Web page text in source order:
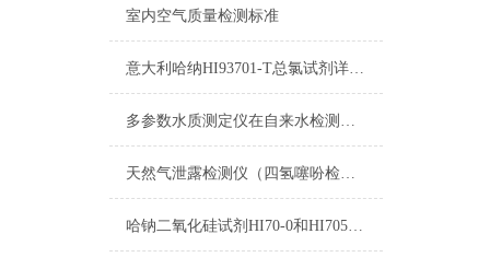
室内空气质量检测标准
意大利哈纳HI93701-T总氯试剂详细参数及测量原理
多参数水质测定仪在自来水检测上的应用
天然气泄露检测仪（四氢噻吩检测仪）
哈钠二氧化硅试剂HI70-0和HI705B-0测量原理